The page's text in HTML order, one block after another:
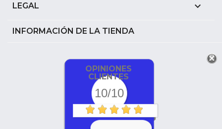
LEGAL 
INFORMACIÓN DE LA TIENDA
OPINIONES
CLIENTES
10/10